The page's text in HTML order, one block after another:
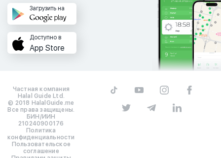
Загрузить на
Доступно в
App Store
Частная компания
Halal Guide Ltd.
© 2018 HalalGuide.me
Все права защищены.
БИН/ИИН
210240900176
Политика
конфиденциальности
Пользовательское
соглашение